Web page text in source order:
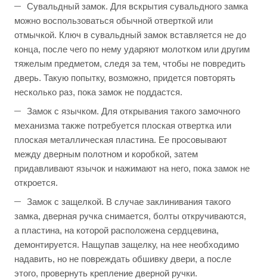
Сувальдный замок. Для вскрытия сувальдного замка
можно воспользоваться обычной отверткой или
отмычкой. Ключ в сувальдный замок вставляется не до
конца, после чего по нему ударяют молотком или другим
тяжелым предметом, следя за тем, чтобы не повредить
дверь. Такую попытку, возможно, придется повторять
несколько раз, пока замок не поддастся.
Замок с язычком. Для открывания такого замочного
механизма также потребуется плоская отвертка или
плоская металлическая пластина. Ее просовывают
между дверным полотном и коробкой, затем
придавливают язычок и нажимают на него, пока замок не
откроется.
Замок с защелкой. В случае заклинивания такого
замка, дверная ручка снимается, болты откручиваются,
а пластина, на которой расположена сердцевина,
демонтируется. Нащупав защелку, на нее необходимо
надавить, но не повреждать обшивку двери, а после
этого, провернуть крепление дверной ручки.